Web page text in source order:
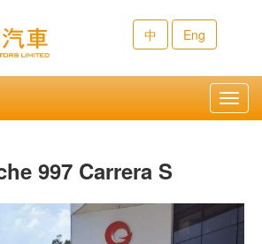
中 Eng
997 Carrera S
Next